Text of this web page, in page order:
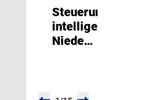
Steuerung
intelligenter
Niederspannungs-